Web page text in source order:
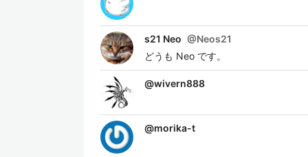
s21 Neo @Neos21
どうも Neo です。
@wivern888
@morika-t